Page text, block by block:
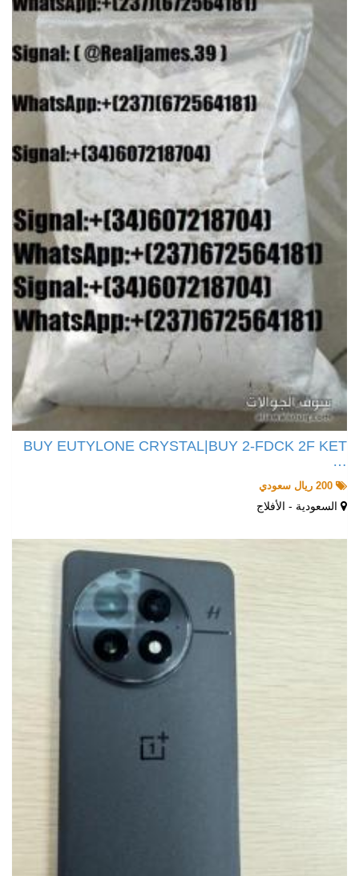
BUY EUTYLONE CRYSTAL|BUY 2-FDCK 2F KET
…
السعودية - الأفلاج